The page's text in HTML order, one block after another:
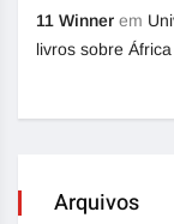
11 Winner em
livros sobre
Arquivos